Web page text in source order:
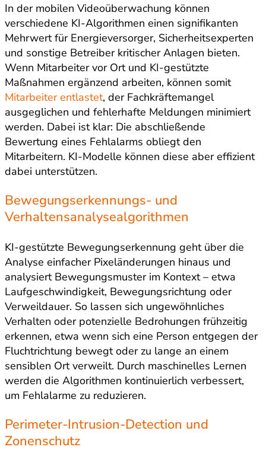
In der mobilen Videoüberwachung können
verschiedene KI-Algorithmen einen signifikanten
Mehrwert für Energieversorger, Sicherheitsexperten
und sonstige Betreiber kritischer Anlagen bieten.
Wenn Mitarbeiter vor Ort und KI-gestützte
Maßnahmen ergänzend arbeiten, können somit
Mitarbeiter entlastet, der Fachkräftemangel
ausgeglichen und fehlerhafte Meldungen minimiert
werden. Dabei ist klar: Die abschließende
Bewertung eines Fehlalarms obliegt den
Mitarbeitern. KI-Modelle können diese aber effizient
dabei unterstützen.
Bewegungserkennungs- und
Verhaltensanalysealgorithmen
KI-gestützte Bewegungserkennung geht über die
Analyse einfacher Pixeländerungen hinaus und
analysiert Bewegungsmuster im Kontext – etwa
Laufgeschwindigkeit, Bewegungsrichtung oder
Verweildauer. So lassen sich ungewöhnliches
Verhalten oder potenzielle Bedrohungen frühzeitig
erkennen, etwa wenn sich eine Person entgegen der
Fluchtrichtung bewegt oder zu lange an einem
sensiblen Ort verweilt. Durch maschinelles Lernen
werden die Algorithmen kontinuierlich verbessert,
um Fehlalarme zu reduzieren.
Perimeter-Intrusion-Detection und
Zonenschutz